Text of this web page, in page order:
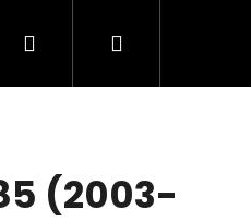
PřihlášeníNákupní
(2003-